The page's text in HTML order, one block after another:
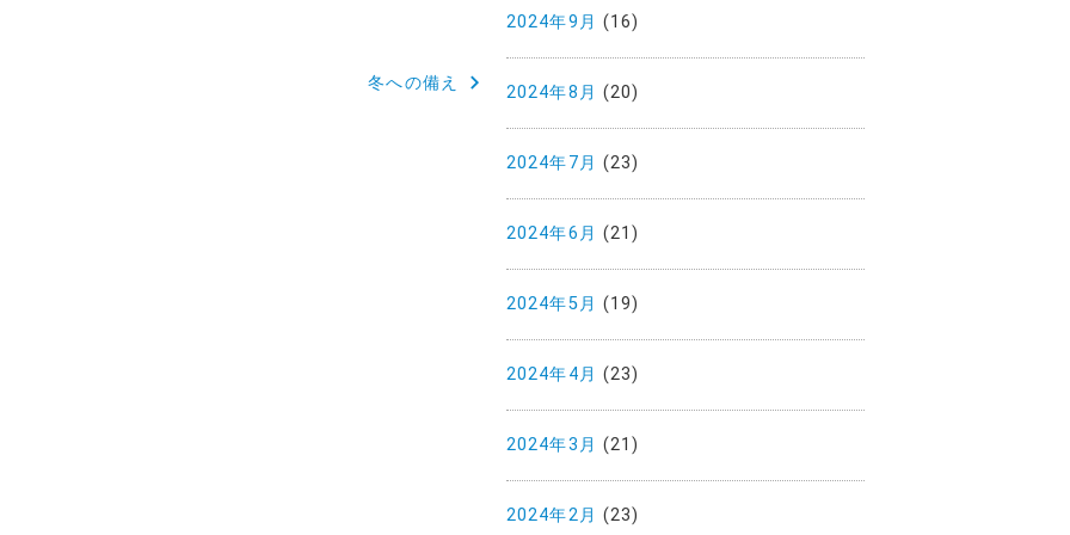
冬への備え
2024年9月 (16)
2024年8月 (20)
2024年7月 (23)
2024年6月 (21)
2024年5月 (19)
2024年4月 (23)
2024年3月 (21)
2024年2月 (23)